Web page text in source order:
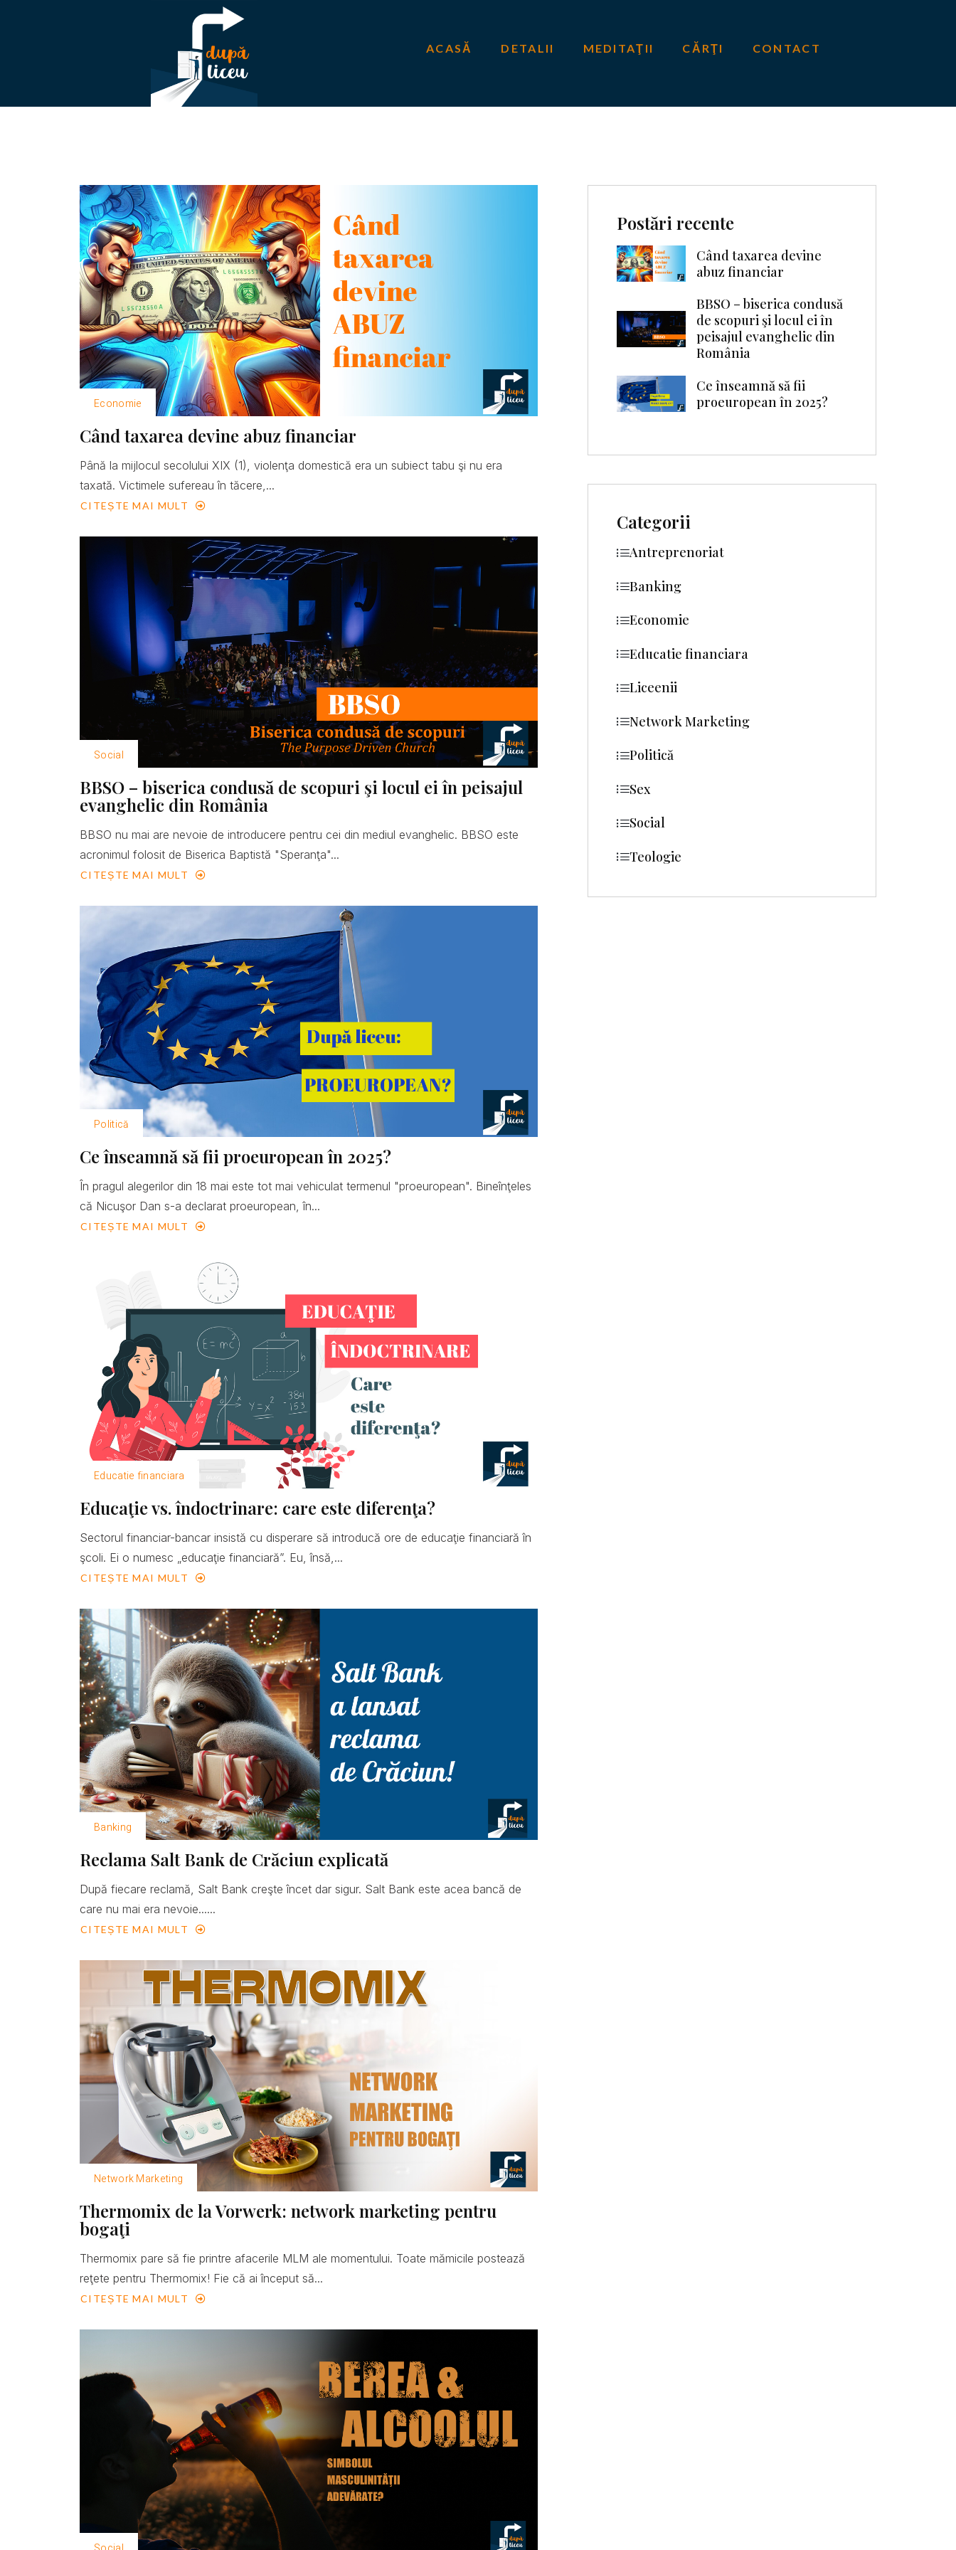
ACASĂ DETALII MEDITAŢII CĂRŢI CONTACT
Economie
Când taxarea devine abuz financiar
Până la mijlocul secolului XIX (1), violenţa domestică era un subiect tabu şi nu era
taxată. Victimele sufereau în tăcere,...
CITEȘTE MAI MULT
Social
BBSO – biserica condusă de scopuri şi locul ei în peisajul
evanghelic din România
BBSO nu mai are nevoie de introducere pentru cei din mediul evanghelic. BBSO este
acronimul folosit de Biserica Baptistă "Speranţa"...
CITEȘTE MAI MULT
Politică
Ce înseamnă să fii proeuropean în 2025?
În pragul alegerilor din 18 mai este tot mai vehiculat termenul "proeuropean". Bineînţeles
că Nicuşor Dan s-a declarat proeuropean, în...
CITEȘTE MAI MULT
Educatie financiara
Educaţie vs. îndoctrinare: care este diferenţa?
Sectorul financiar-bancar insistă cu disperare să introducă ore de educaţie financiară în
şcoli. Ei o numesc „educaţie financiară”. Eu, însă,...
CITEȘTE MAI MULT
Banking
Reclama Salt Bank de Crăciun explicată
După fiecare reclamă, Salt Bank creşte încet dar sigur. Salt Bank este acea bancă de
care nu mai era nevoie......
CITEȘTE MAI MULT
Network Marketing
Thermomix de la Vorwerk: network marketing pentru
bogaţi
Thermomix pare să fie printre afacerile MLM ale momentului. Toate mămicile postează
reţete pentru Thermomix! Fie că ai început să...
CITEȘTE MAI MULT
Postări recente
Când taxarea devine
abuz financiar
BBSO – biserica condusă
de scopuri şi locul ei în
peisajul evanghelic din
România
Ce înseamnă să fii
proeuropean în 2025?
Categorii
Antreprenoriat
Banking
Economie
Educatie financiara
Liceenii
Network Marketing
Politică
Sex
Social
Teologie